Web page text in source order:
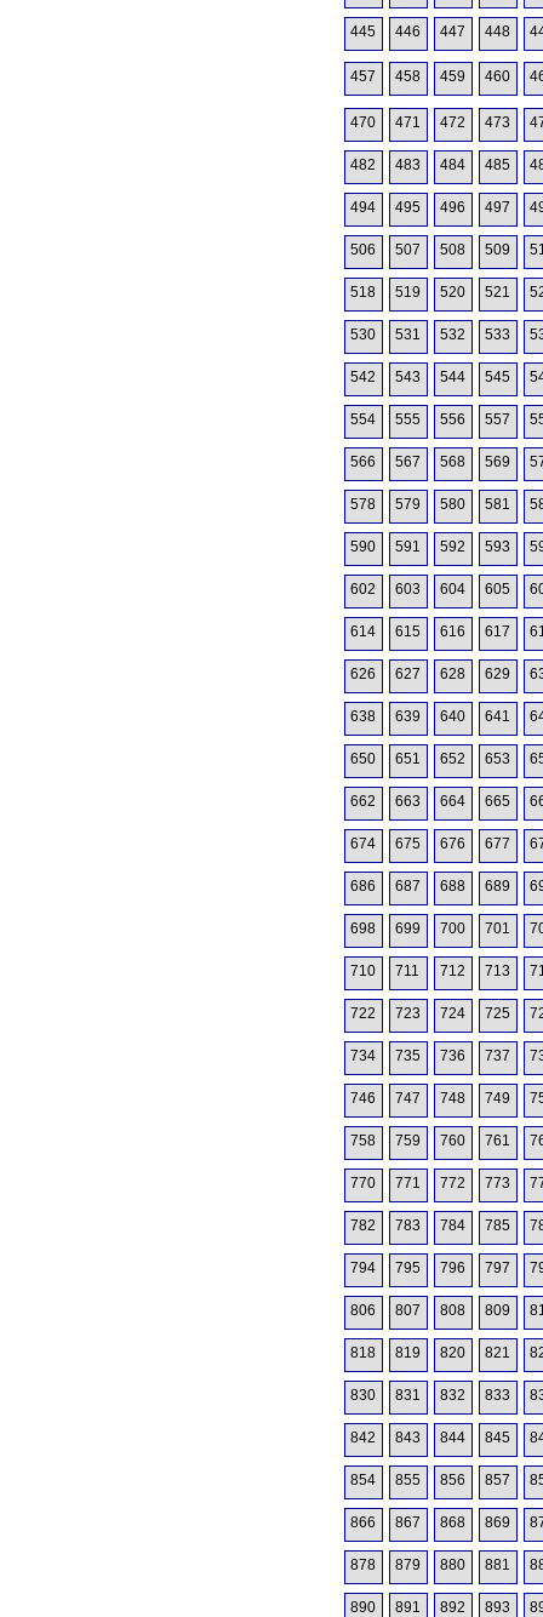
445 446 447 448
457 458 459 460
470 471 472 473
482 483 484 485
494 495 496 497
506 507 508 509
518 519 520 521
530 531 532 533
542 543 544 545
554 555 556 557
566 567 568 569
578 579 580 581
590 591 592 593
602 603 604 605
614 615 616 617
626 627 628 629
638 639 640 641
650 651 652 653
662 663 664 665
674 675 676 677
686 687 688 689
698 699 700 701
710 711 712 713
722 723 724 725
734 735 736 737
746 747 748 749
758 759 760 761
770 771 772 773
782 783 784 785
794 795 796 797
806 807 808 809
818 819 820 821
830 831 832 833
842 843 844 845
854 855 856 857
866 867 868 869
878 879 880 881
890 891 892 893